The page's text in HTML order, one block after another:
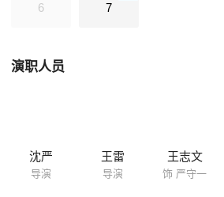
6 7
演职人员
沈严
导演
王雷
导演
王志文
饰 严守一